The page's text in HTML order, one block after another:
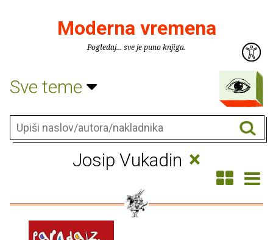
Moderna vremena
Pogledaj... sve je puno knjiga.
Sve teme
Josip Vukadin ×